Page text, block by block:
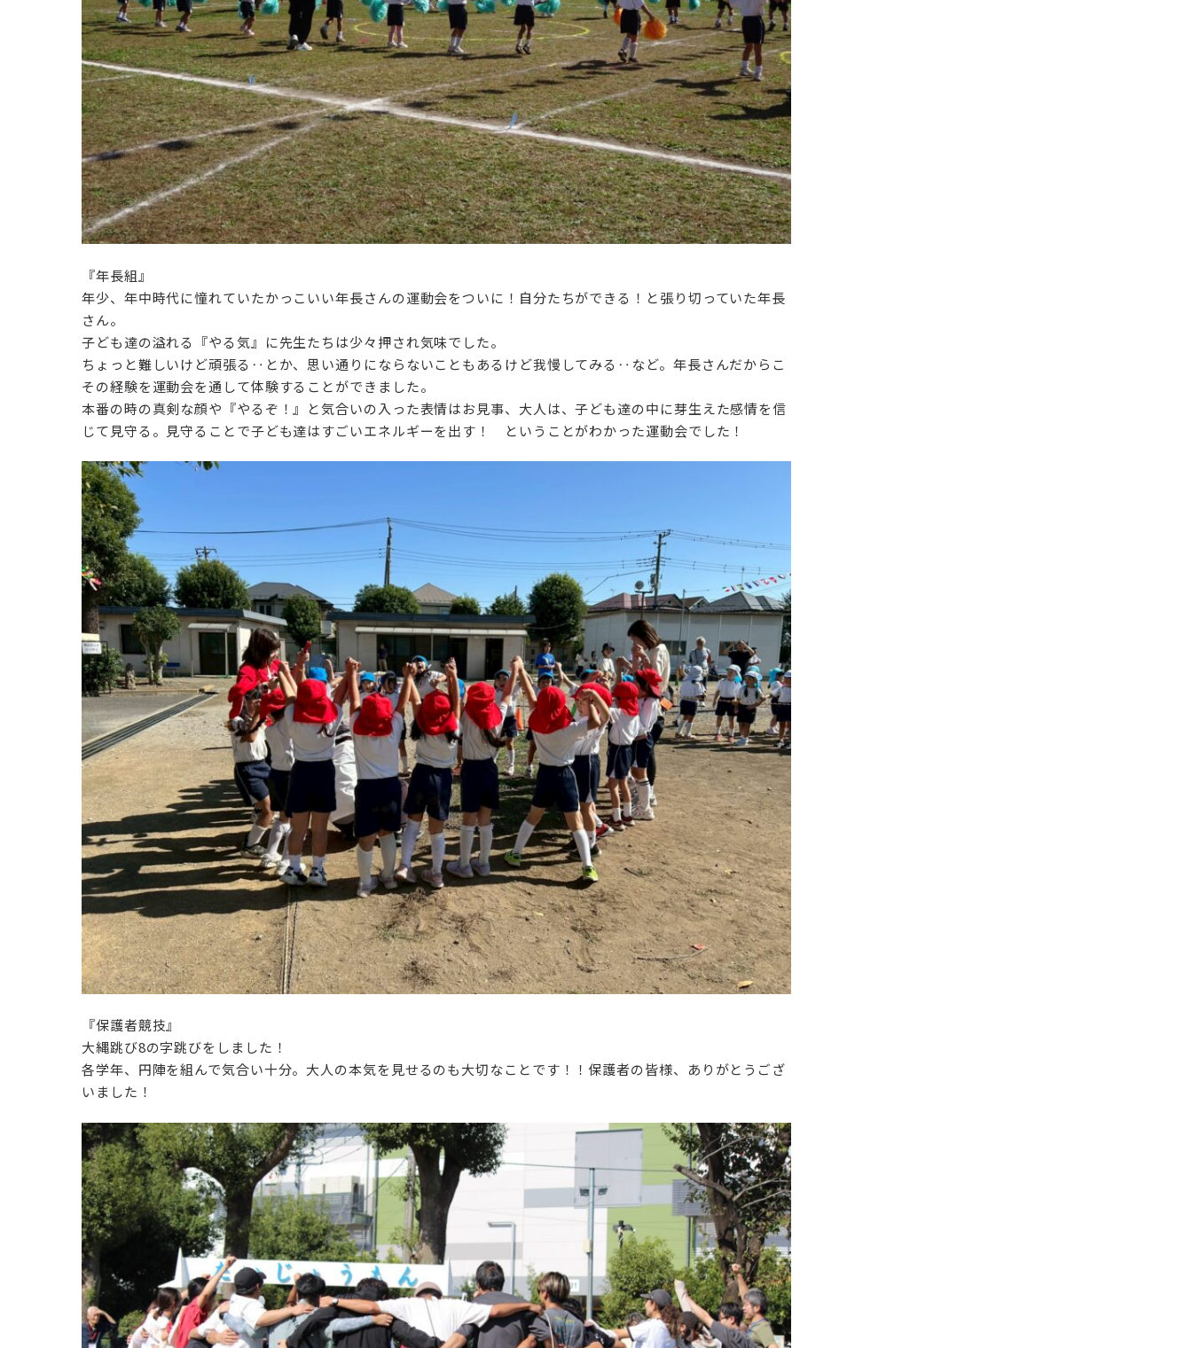
『年長組』
年少、年中時代に憧れていたかっこいい年長さんの運動会をついに！自分たちができる！と張り切っていた年長
さん。
子ども達の溢れる『やる気』に先生たちは少々押され気味でした。
ちょっと難しいけど頑張る‥とか、思い通りにならないこともあるけど我慢してみる‥など。年長さんだからこ
その経験を運動会を通して体験することができました。
本番の時の真剣な顔や『やるぞ！』と気合いの入った表情はお見事、大人は、子ども達の中に芽生えた感情を信
じて見守る。見守ることで子ども達はすごいエネルギーを出す！ ということがわかった運動会でした！
『保護者競技』
大縄跳び8の字跳びをしました！
各学年、円陣を組んで気合い十分。大人の本気を見せるのも大切なことです！！保護者の皆様、ありがとうござ
いました！